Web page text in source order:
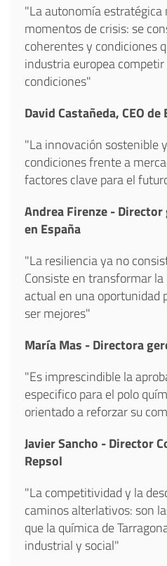
"La autonomía estratégica
momentos de crisis: se
coherentes y condiciones
industria europea
condiciones"
David Castañeda, CEO
"La innovación sostenible
condiciones frente a
factores clave para el
Andrea Firenze -
en España
"La resiliencia ya no
Consiste en transformar
actual en una oportunidad
ser mejores"
María Mas - Directora
"Es imprescindible la
especifico para el polo
orientado a reforzar su
Javier Sancho - Director
Repsol
"La competitividad y la
caminos alterlativos: son
que la química de
industrial y social"